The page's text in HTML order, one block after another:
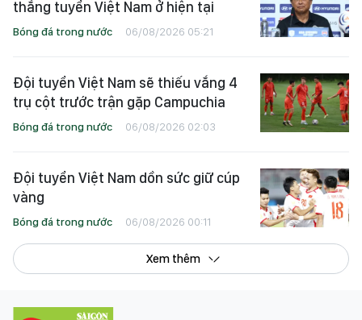
thắng tuyển Việt Nam ở hiện tại
Bóng đá trong nước 06/08/2026 05:21
Đội tuyển Việt Nam sẽ thiếu vắng 4
trụ cột trước trận gặp Campuchia
Bóng đá trong nước 06/08/2026 02:03
Đội tuyển Việt Nam dồn sức giữ cúp
vàng
Bóng đá trong nước 06/08/2026 00:11
Xem thêm